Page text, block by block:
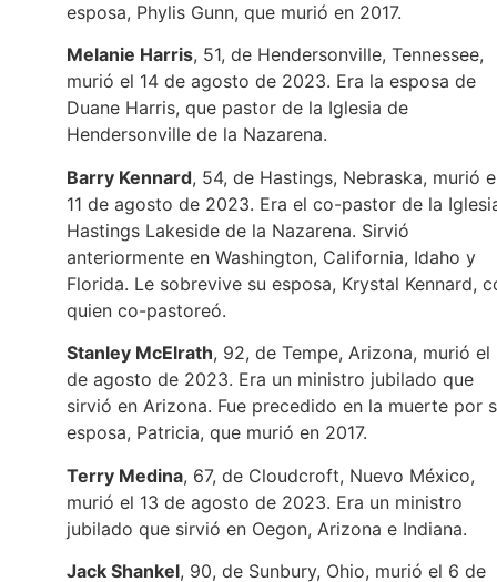
esposa, Phylis Gunn, que murió en 2017.
Melanie Harris, 51, de Hendersonville, Tennessee,
murió el 14 de agosto de 2023. Era la esposa de
Duane Harris, que pastor de la Iglesia de
Hendersonville de la Nazarena.
Barry Kennard, 54, de Hastings, Nebraska, murió
11 de agosto de 2023. Era el co-pastor de la
Hastings Lakeside de la Nazarena. Sirvió
anteriormente en Washington, California, Idaho y
Florida. Le sobrevive su esposa, Krystal Kennard,
quien co-pastoreó.
Stanley McElrath, 92, de Tempe, Arizona, murió el
de agosto de 2023. Era un ministro jubilado que
sirvió en Arizona. Fue precedido en la muerte por
esposa, Patricia, que murió en 2017.
Terry Medina, 67, de Cloudcroft, Nuevo México,
murió el 13 de agosto de 2023. Era un ministro
jubilado que sirvió en Oegon, Arizona e Indiana.
Jack Shankel, 90, de Sunbury, Ohio, murió el 6 de